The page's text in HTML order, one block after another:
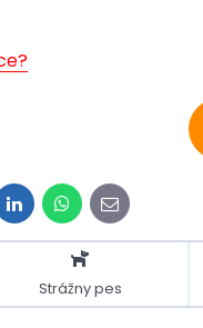
LinkedInWhatsApp
E-
mail
Strážny pes